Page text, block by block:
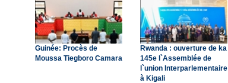
Guinée: Procès de
Moussa Tiegboro Camara
Rwanda : ouverture de ka
145e l`Assemblée de
l`union Interparlementaire
à Kigali